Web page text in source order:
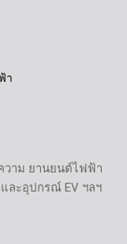
า
วาม ยานยนต์ไฟฟ้า
ละอุปกรณ์ EV ฯลฯ